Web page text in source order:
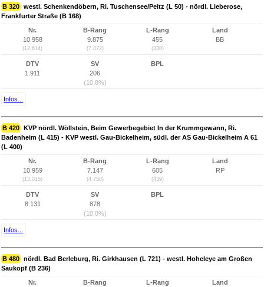
B 320 westl. Schenkendöbern, Ri. Tuschensee/Peitz (L 50) - nördl. Lieberose,
Frankfurter Straße (B 168)
Nr.
10.958
(12.614)
B-Rang
9.875
(7.472)
L-Rang
455
(338)
Land
BB
DTV
1.911
SV
206
(10,8%)
BPL
Infos...
B 420 KVP nördl. Wöllstein, Beim Gewerbegebiet In der Krummgewann, Ri.
Badenheim (L 415) - KVP westl. Gau-Bickelheim, südl. der AS Gau-Bickelheim A 61
(L 400)
Nr.
10.959
(13.015)
B-Rang
7.147
(4.758)
L-Rang
605
(439)
Land
RP
DTV
8.131
SV
878
(10,8%)
BPL
Infos...
B 480 nördl. Bad Berleburg, Ri. Girkhausen (L 721) - westl. Hoheleye am Großen
Saukopf (B 236)
Nr.
B-Rang
L-Rang
Land